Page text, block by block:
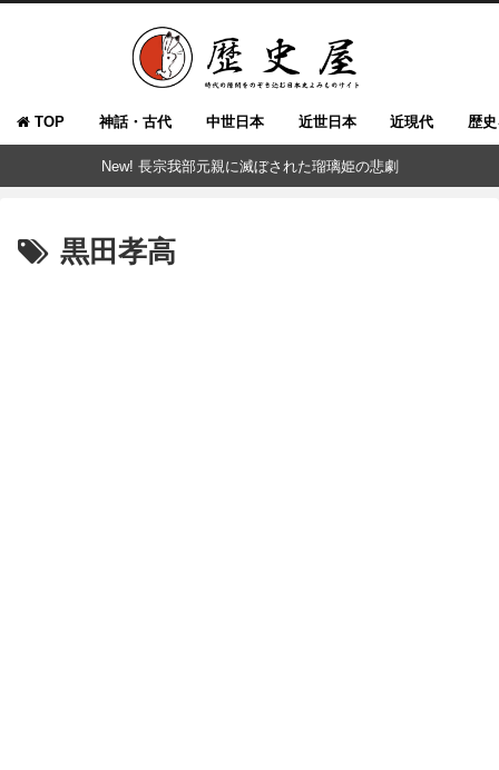
TOP 神話・古代 中世日本 近世日本 近現代 歴
New! 長宗我部元親に滅ぼされた瑠璃姫の悲劇
黒田孝高